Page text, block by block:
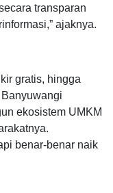
transparan
ajaknya.
gratis, hingga
ekosistem UMKM
benar-benar naik